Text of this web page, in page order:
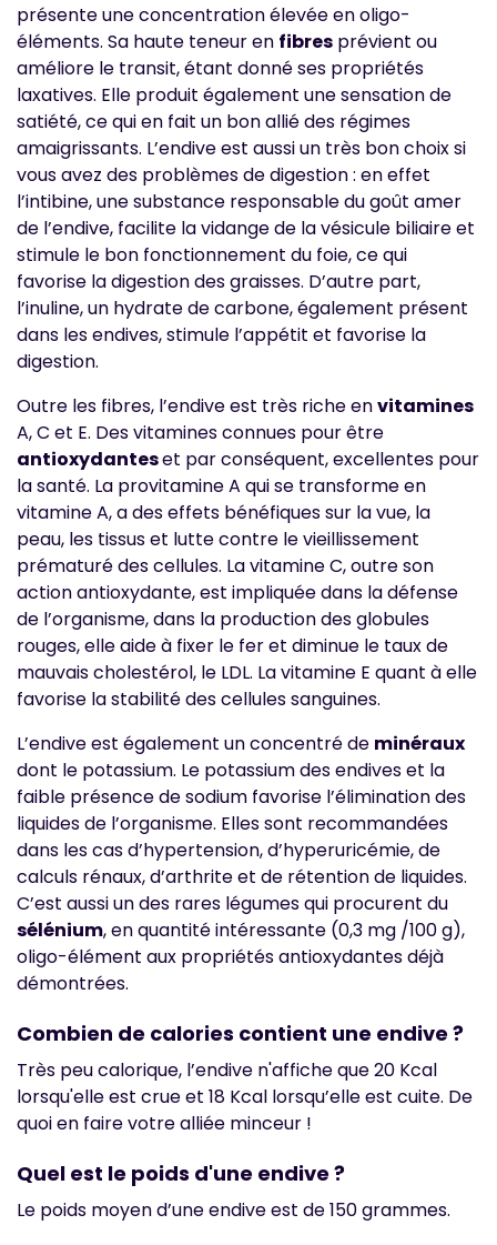
présente une concentration élevée en oligo-
éléments. Sa haute teneur en fibres prévient ou
améliore le transit, étant donné ses propriétés
laxatives. Elle produit également une sensation de
satiété, ce qui en fait un bon allié des régimes
amaigrissants. L’endive est aussi un très bon choix si
vous avez des problèmes de digestion : en effet
l’intibine, une substance responsable du goût amer
de l’endive, facilite la vidange de la vésicule biliaire et
stimule le bon fonctionnement du foie, ce qui
favorise la digestion des graisses. D’autre part,
l’inuline, un hydrate de carbone, également présent
dans les endives, stimule l’appétit et favorise la
digestion.
Outre les fibres, l’endive est très riche envitamines
A, C et E. Des vitamines connues pour être
antioxydanteset par conséquent, excellentes pour
la santé. La provitamine A qui se transforme en
vitamine A, a des effets bénéfiques sur la vue, la
peau, les tissus et lutte contre le vieillissement
prématuré des cellules. La vitamine C, outre son
action antioxydante, est impliquée dans la défense
de l’organisme, dans la production des globules
rouges, elle aide à fixer le fer et diminue le taux de
mauvais cholestérol, le LDL. La vitamine E quant à elle
favorise la stabilité des cellules sanguines.
L’endive est également un concentré de minéraux
dont le potassium. Le potassium des endives et la
faible présence de sodium favorise l’élimination des
liquides de l’organisme. Elles sont recommandées
dans les cas d’hypertension, d’hyperuricémie, de
calculs rénaux, d’arthrite et de rétention de liquides.
C’est aussi un des rares légumes qui procurent du
sélénium, en quantité intéressante (0,3 mg /100 g),
oligo-élément aux propriétés antioxydantes déjà
démontrées.
Combien de calories contient une endive ?
Très peu calorique, l’endive n'affiche que 20 Kcal
lorsqu'elle est crue et 18 Kcal lorsqu’elle est cuite. De
quoi en faire votre alliée minceur !
Quel est le poids d'une endive ?
Le poids moyen d’une endive est de 150 grammes.